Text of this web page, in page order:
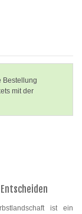
Bestellung
mit der
ist ein